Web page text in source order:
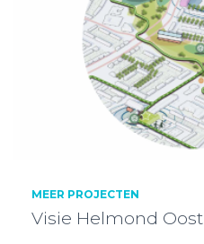
MEER PROJECTEN
Visie Helmond Oost